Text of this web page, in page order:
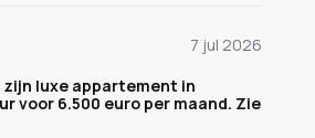
7 jul 2026
luxe appartement in
voor 6.500 euro per maand. Zie